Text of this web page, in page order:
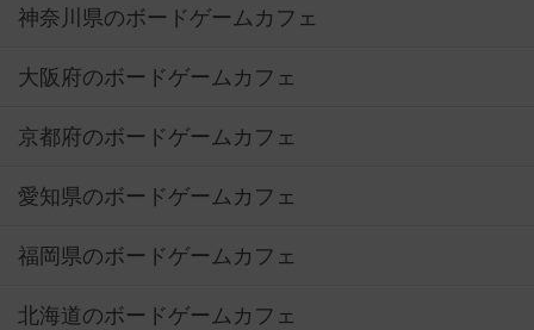
神奈川県のボードゲームカフェ
大阪府のボードゲームカフェ
京都府のボードゲームカフェ
愛知県のボードゲームカフェ
福岡県のボードゲームカフェ
北海道のボードゲームカフェ